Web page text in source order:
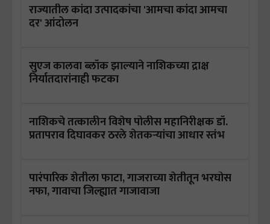
राज्यातील कांदा उत्पादकांचा 'आमचा कांदा आमचा
दर' आंदोलन
सुएज कालवा ब्लॉक झाल्याने नाशिकच्या द्राक्ष
निर्यातदारांनाही फटका
नाशिकचे तत्कालीन विशेष पोलीस महानिरीक्षक डॉ.
प्रतापराव दिघावकर ठरले शेतकऱ्यांचा आधार स्तंभ
पारंपारिक शेतीला फाटा, गाजराच्या शेतीतून भरघोस
नफा, गावाचा जिल्ह्यात गाजावाजा